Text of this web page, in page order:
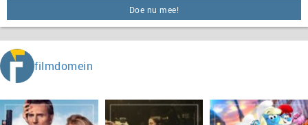
Doe nu mee!
filmdomein